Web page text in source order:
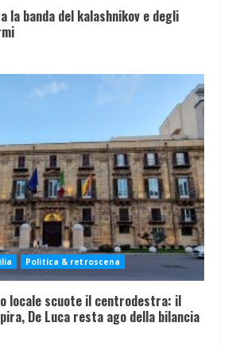
la banda del kalashnikov e degli
Politica & retroscena
locale scuote il centrodestra: il
De Luca resta ago della bilancia